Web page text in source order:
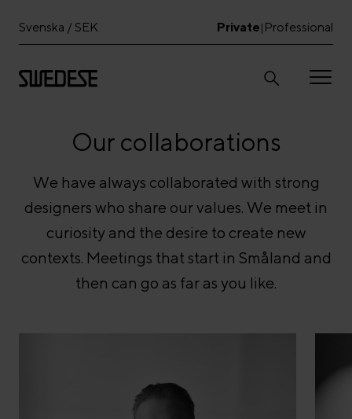
Svenska / SEK Private| Professional
Our collaborations
We have always collaborated with strong
designers who share our values. We meet in
curiosity and the desire to create new
contexts. Meetings that start in Småland and
then can go as far as you like.